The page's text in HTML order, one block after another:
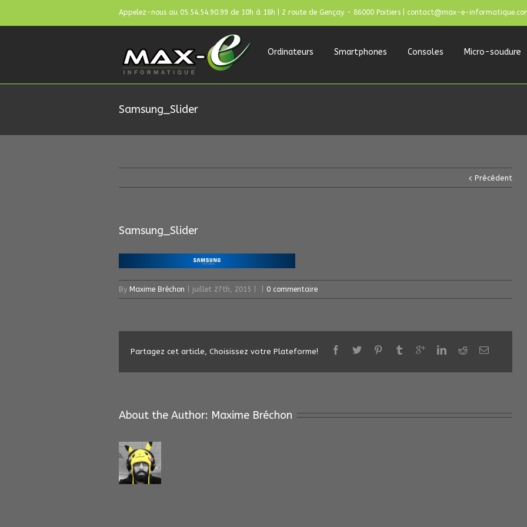
Appelez-nous au 05.54.54.90.99 de 10h à 18h | 2 route de Gençay - 86000 Poitiers | contact@max-e-
Ordinateurs Smartphones Consoles Micro-soudure
Samsung_Slider
Précédent
Samsung_Slider
By Maxime Bréchon juillet 27th, 2015 0 commentaire
Partagez cet article, Choisissez votre Plateforme!
About the Author: Maxime Bréchon